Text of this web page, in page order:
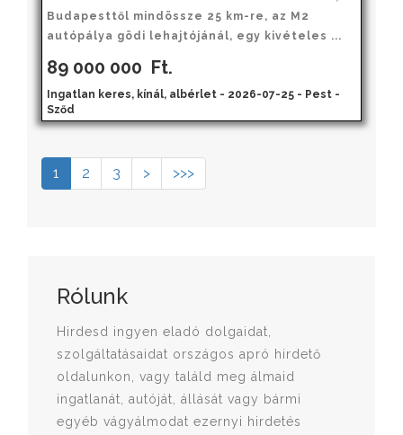
Budapesttől mindössze 25 km-re, az M2
autópálya gödi lehajtójánál, egy kivételes ...
89 000 000 Ft.
Ingatlan keres, kínál, albérlet - 2026-07-25 - Pest -
Sződ
1 2 3 > >>>
Rólunk
Hirdesd ingyen eladó dolgaidat,
szolgáltatásaidat országos apró hirdető
oldalunkon, vagy találd meg álmaid
ingatlanát, autóját, állását vagy bármi
egyéb vágyálmodat ezernyi hirdetés